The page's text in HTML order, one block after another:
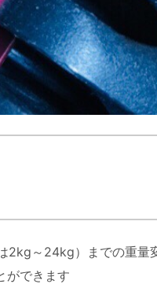
～24kg）までの重量
ができます